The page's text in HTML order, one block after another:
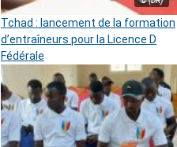
Tchad : lancement de la formation
d’entraîneurs pour la Licence D
Fédérale